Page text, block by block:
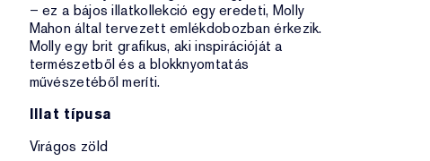
– ez a bájos illatkollekció egy eredeti, Molly
Mahon által tervezett emlékdobozban érkezik.
Molly egy brit grafikus, aki inspirációját a
természetből és a blokknyomtatás
művészetéből meríti.
Illat típusa
Virágos zöld